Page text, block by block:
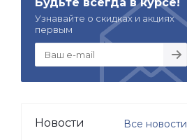
Узнавайте о скидках и акциях
первым
Новости Все новости